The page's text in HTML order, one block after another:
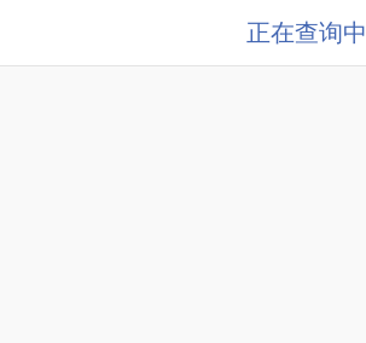
正在查询中